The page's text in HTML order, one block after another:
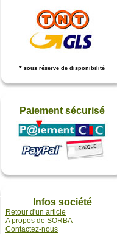
* sous réserve de disponibilité
Paiement sécurisé
Infos société
Retour d'un article
A propos de SORBA
Contactez-nous